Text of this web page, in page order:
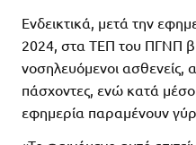
Ενδεικτικά, μετά την
2024, στα ΤΕΠ του ΠΓΝΠ
νοσηλευόμενοι
πάσχοντες, ενώ κατά
εφημερία παραμένουν